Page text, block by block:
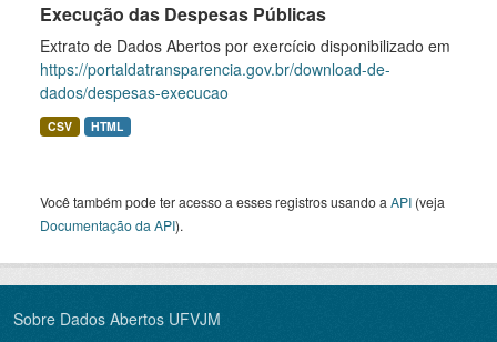
Execução das Despesas Públicas
Extrato de Dados Abertos por exercício disponibilizado em
https://portaldatransparencia.gov.br/download-de-
dados/despesas-execucao
CSV HTML
Você também pode ter acesso a esses registros usando a API (veja
Documentação da API).
Sobre Dados Abertos UFVJM